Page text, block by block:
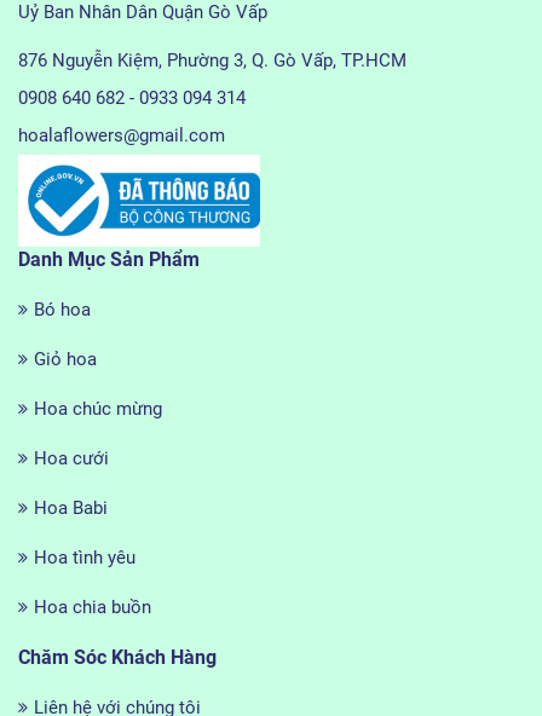
Uỷ Ban Nhân Dân Quận Gò Vấp
876 Nguyễn Kiệm, Phường 3, Q. Gò Vấp, TP.HCM
0908 640 682 - 0933 094 314
hoalaflowers@gmail.com
Danh Mục Sản Phẩm
Bó hoa
Giỏ hoa
Hoa chúc mừng
Hoa cưới
Hoa Babi
Hoa tình yêu
Hoa chia buồn
Chăm Sóc Khách Hàng
Liên hệ với chúng tôi